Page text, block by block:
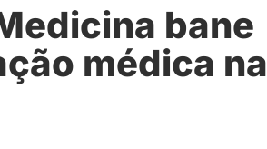
bane
médica na